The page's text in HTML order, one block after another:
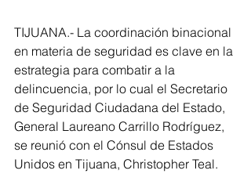
TIJUANA.- La coordinación binacional
en materia de seguridad es clave en la
estrategia para combatir a la
delincuencia, por lo cual el Secretario
de Seguridad Ciudadana del Estado,
General Laureano Carrillo Rodríguez,
se reunió con el Cónsul de Estados
Unidos en Tijuana, Christopher Teal.